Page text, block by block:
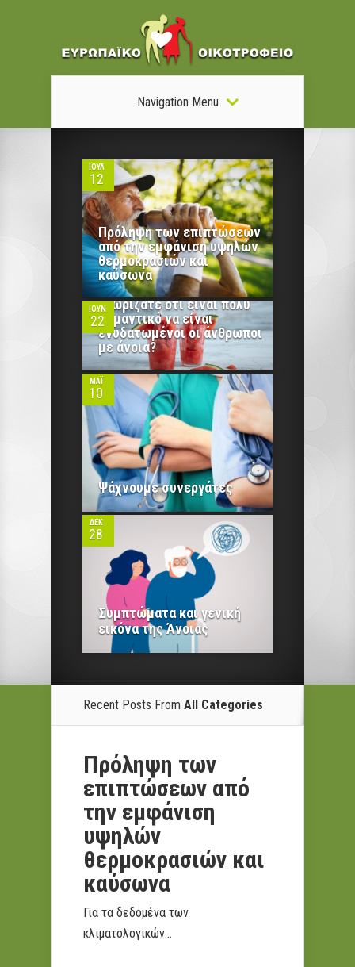
Navigation Menu
ΙΟΎΛ
12
Πρόληψη των επιπτώσεων
από την εμφάνιση υψηλών
θερμοκρασιών και
καύσωνα
ΙΟΎΝ
22
0
Γνωρίζατε ότι είναι πολύ
σημαντικό να είναι
ενυδατωμένοι οι άνθρωποι
με άνοια?
ΜΆΙ
10
0
Ψάχνουμε συνεργάτες
ΔΕΚ
28
0
Συμπτώματα και γενική
εικόνα της Άνοιας
Recent Posts From All Categories
Πρόληψη των
επιπτώσεων από
την εμφάνιση
υψηλών
θερμοκρασιών και
καύσωνα
Για τα δεδομένα των
κλιματολογικών...